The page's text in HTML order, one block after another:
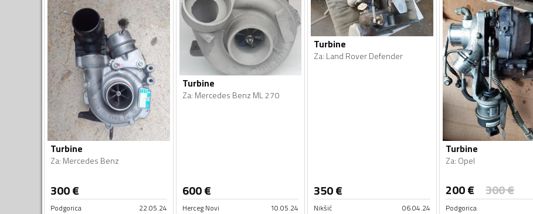
Turbine
Za: Mercedes Benz
300€
Podgorica 22.05.24
Turbine
Za: Mercedes Benz ML 270
600€
Herceg Novi 10.05.24
Turbine
Za: Land Rover Defender
350€
Nikšić 06.04.24
Turbine
Za: Opel
200€ 300€
Podgorica